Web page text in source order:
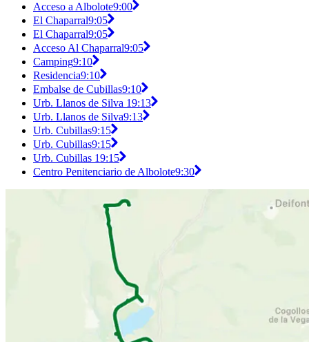
Acceso a Albolote9:00
El Chaparral9:05
El Chaparral9:05
Acceso Al Chaparral9:05
Camping9:10
Residencia9:10
Embalse de Cubillas9:10
Urb. Llanos de Silva 19:13
Urb. Llanos de Silva9:13
Urb. Cubillas9:15
Urb. Cubillas9:15
Urb. Cubillas 19:15
Centro Penitenciario de Albolote9:30